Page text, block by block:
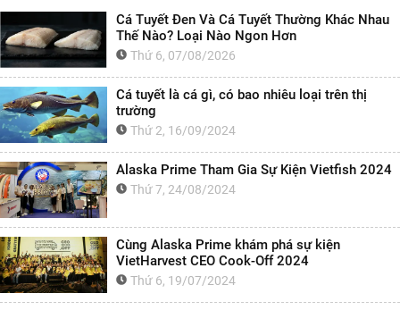
Cá Tuyết Đen Và Cá Tuyết Thường Khác Nhau
Thế Nào? Loại Nào Ngon Hơn
Thứ 6, 07/08/2026
Cá tuyết là cá gì, có bao nhiêu loại trên thị
trường
Thứ 2, 16/09/2024
Alaska Prime Tham Gia Sự Kiện Vietfish 2024
Thứ 7, 24/08/2024
Cùng Alaska Prime khám phá sự kiện
VietHarvest CEO Cook-Off 2024
Thứ 6, 19/07/2024